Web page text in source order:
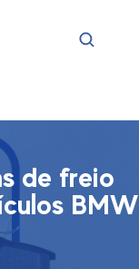
de freio
BMW